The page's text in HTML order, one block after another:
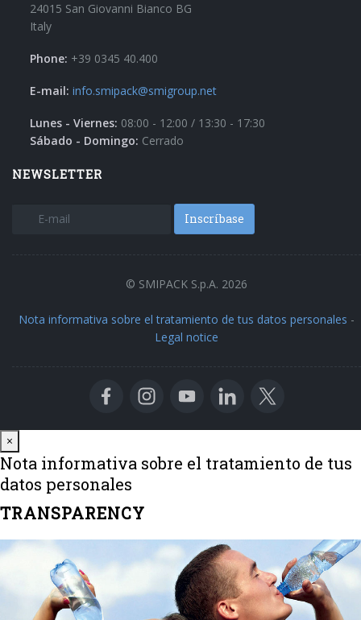
24015 San Giovanni Bianco BG
Italy
Phone: +39 0345 40.400
E-mail: info.smipack@smigroup.net
Lunes - Viernes: 08:00 - 12:00 / 13:30 - 17:30
Sábado - Domingo: Cerrado
NEWSLETTER
Inscríbase
© SMIPACK S.p.A. 2026
Nota informativa sobre el tratamiento de tus datos personales -
Legal notice
×
Nota informativa sobre el tratamiento de tus
datos personales
TRANSPARENCY